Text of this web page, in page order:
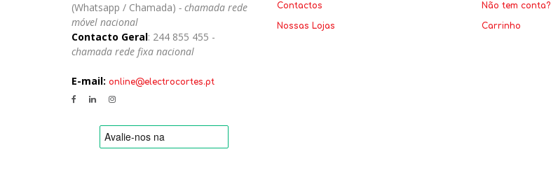
(Whatsapp / Chamada) - chamada rede
móvel nacional
Contacto Geral: 244 855 455 -
chamada rede fixa nacional
E-mail: online@electrocortes.pt
Contactos
Nossas Lojas
Não tem conta?
Carrinho